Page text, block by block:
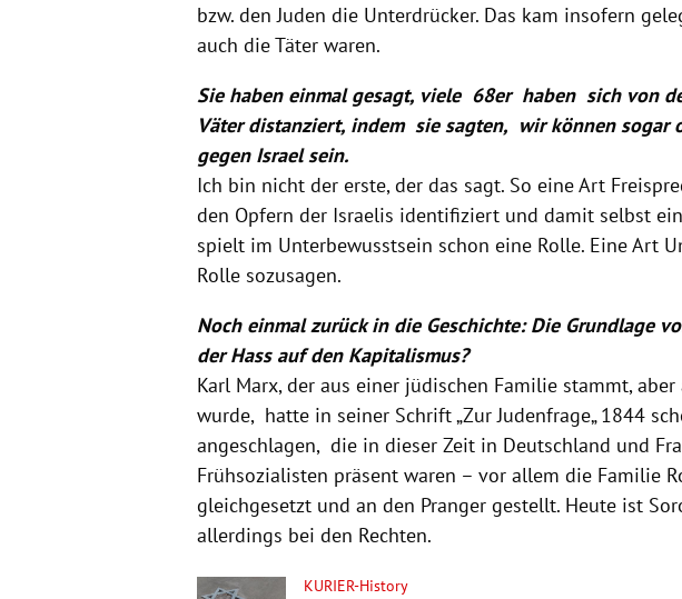
bzw. den Juden die Unterdrücker. Das kam insofern
auch die Täter waren.
Sie haben einmal gesagt, viele 68er haben sich von
Väter distanziert, indem sie sagten, wir können sogar
gegen Israel sein.
Ich bin nicht der erste, der das sagt. So eine Art
den Opfern der Israelis identifiziert und damit selbst
spielt im Unterbewusstsein schon eine Rolle. Eine Art
Rolle sozusagen.
Noch einmal zurück in die Geschichte: Die Grundlage
der Hass auf den Kapitalismus?
Karl Marx, der aus einer jüdischen Familie stammt,
wurde, hatte in seiner Schrift „Zur Judenfrage„ 1844
angeschlagen, die in dieser Zeit in Deutschland und
Frühsozialisten präsent waren – vor allem die Familie
gleichgesetzt und an den Pranger gestellt. Heute ist
allerdings bei den Rechten.
KURIER-History